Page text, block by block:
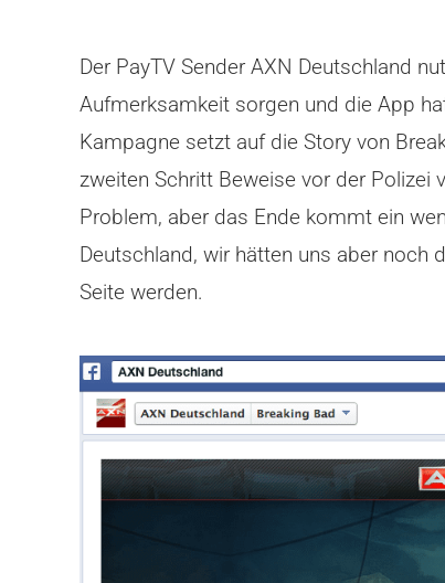
Der PayTV Sender AXN Deutschland
Aufmerksamkeit sorgen und die App
Kampagne setzt auf die Story von
zweiten Schritt Beweise vor der Polizei
Problem, aber das Ende kommt ein
Deutschland, wir hätten uns aber noch
Seite werden.